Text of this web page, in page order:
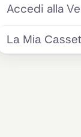
Accedi alla
La Mia